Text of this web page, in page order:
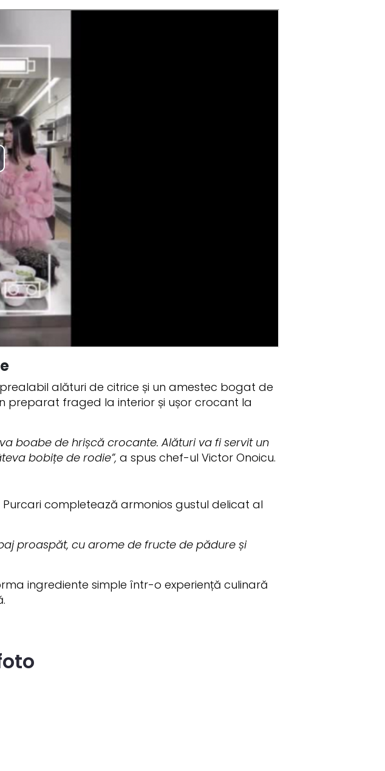
alături de citrice și un amestec bogat de
preparat fraged la interior și ușor crocant la
boabe de hrișcă crocante. Alături va fi servit un
bobițe de rodie”, a spus chef-ul Victor Onoicu.
completează armonios gustul delicat al
proaspăt, cu arome de fructe de pădure și
ingrediente simple într-o experiență culinară